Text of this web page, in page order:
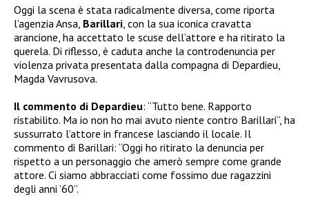
Oggi la scena è stata radicalmente diversa, come riporta
l’agenzia Ansa, Barillari, con la sua iconica cravatta
arancione, ha accettato le scuse dell’attore e ha ritirato la
querela. Di riflesso, è caduta anche la controdenuncia per
violenza privata presentata dalla compagna di Depardieu,
Magda Vavrusova.
Il commento di Depardieu: “Tutto bene. Rapporto
ristabilito. Ma io non ho mai avuto niente contro Barillari”, ha
sussurrato l’attore in francese lasciando il locale. Il
commento di Barillari: “Oggi ho ritirato la denuncia per
rispetto a un personaggio che amerò sempre come grande
attore. Ci siamo abbracciati come fossimo due ragazzini
degli anni ’60”.